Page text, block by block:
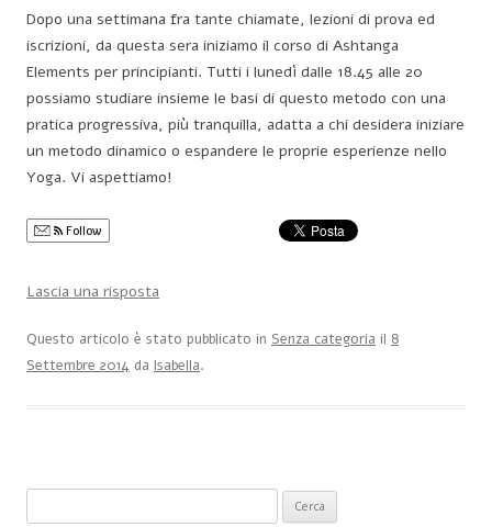
Dopo una settimana fra tante chiamate, lezioni di prova ed
iscrizioni, da questa sera iniziamo il corso di Ashtanga
Elements per principianti. Tutti i lunedì dalle 18.45 alle 20
possiamo studiare insieme le basi di questo metodo con una
pratica progressiva, più tranquilla, adatta a chi desidera iniziare
un metodo dinamico o espandere le proprie esperienze nello
Yoga. Vi aspettiamo!
Follow
Lascia una risposta
Questo articolo è stato pubblicato in Senza categoria il 8
Settembre 2014 da Isabella.